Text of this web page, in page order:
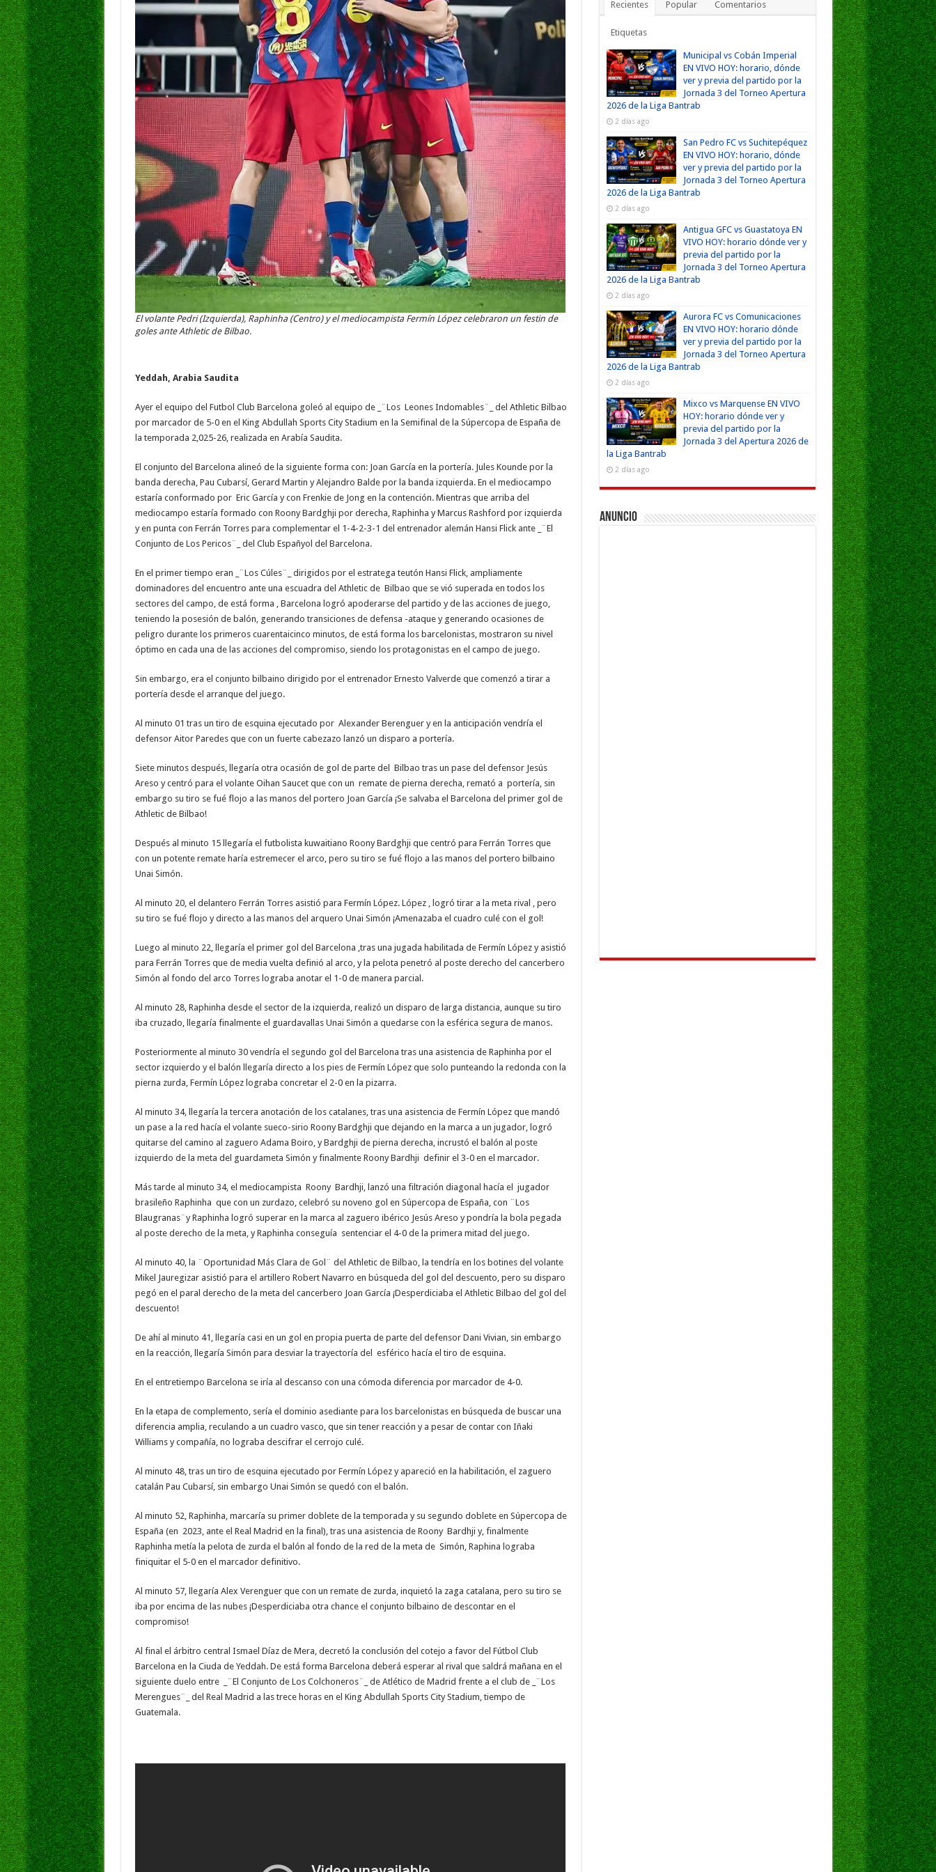
El volante Pedri (Izquierda), Raphinha (Centro) y el mediocampista Fermín López celebraron un festin de
goles ante Athletic de Bilbao.
Yeddah, Arabia Saudita
Ayer el equipo del Futbol Club Barcelona goleó al equipo de _¨Los Leones Indomables¨_ del Athletic Bilbao
por marcador de 5-0 en el King Abdullah Sports City Stadium en la Semifinal de la Súpercopa de España de
la temporada 2,025-26, realizada en Arabía Saudita.
El conjunto del Barcelona alineó de la siguiente forma con: Joan García en la portería. Jules Kounde por la
banda derecha, Pau Cubarsí, Gerard Martin y Alejandro Balde por la banda izquierda. En el mediocampo
estaría conformado por Eric García y con Frenkie de Jong en la contención. Mientras que arriba del
mediocampo estaría formado con Roony Bardghji por derecha, Raphinha y Marcus Rashford por izquierda
y en punta con Ferrán Torres para complementar el 1-4-2-3-1 del entrenador alemán Hansi Flick ante _¨El
Conjunto de Los Pericos¨_ del Club Españyol del Barcelona.
En el primer tiempo eran _¨Los Cúles¨_ dirigidos por el estratega teutón Hansi Flick, ampliamente
dominadores del encuentro ante una escuadra del Athletic de Bilbao que se vió superada en todos los
sectores del campo, de está forma , Barcelona logró apoderarse del partido y de las acciones de juego,
teniendo la posesión de balón, generando transiciones de defensa -ataque y generando ocasiones de
peligro durante los primeros cuarentaicinco minutos, de está forma los barcelonistas, mostraron su nivel
óptimo en cada una de las acciones del compromiso, siendo los protagonistas en el campo de juego.
Sin embargo, era el conjunto bilbaino dirigido por el entrenador Ernesto Valverde que comenzó a tirar a
portería desde el arranque del juego.
Al minuto 01 tras un tiro de esquina ejecutado por Alexander Berenguer y en la anticipación vendría el
defensor Aitor Paredes que con un fuerte cabezazo lanzó un disparo a portería.
Siete minutos después, llegaría otra ocasión de gol de parte del Bilbao tras un pase del defensor Jesús
Areso y centró para el volante Oihan Saucet que con un remate de pierna derecha, remató a portería, sin
embargo su tiro se fué flojo a las manos del portero Joan García ¡Se salvaba el Barcelona del primer gol de
Athletic de Bilbao!
Después al minuto 15 llegaría el futbolista kuwaitiano Roony Bardghji que centró para Ferrán Torres que
con un potente remate haría estremecer el arco, pero su tiro se fué flojo a las manos del portero bilbaino
Unai Simón.
Al minuto 20, el delantero Ferrán Torres asistió para Fermín López. López , logró tirar a la meta rival , pero
su tiro se fué flojo y directo a las manos del arquero Unai Simón ¡Amenazaba el cuadro culé con el gol!
Luego al minuto 22, llegaría el primer gol del Barcelona ,tras una jugada habilitada de Fermín López y asistió
para Ferrán Torres que de media vuelta definió al arco, y la pelota penetró al poste derecho del cancerbero
Simón al fondo del arco Torres lograba anotar el 1-0 de manera parcial.
Al minuto 28, Raphinha desde el sector de la izquierda, realizó un disparo de larga distancia, aunque su tiro
iba cruzado, llegaría finalmente el guardavallas Unai Simón a quedarse con la esférica segura de manos.
Posteriormente al minuto 30 vendría el segundo gol del Barcelona tras una asistencia de Raphinha por el
sector izquierdo y el balón llegaría directo a los pies de Fermín López que solo punteando la redonda con la
pierna zurda, Fermín López lograba concretar el 2-0 en la pizarra.
Al minuto 34, llegaría la tercera anotación de los catalanes, tras una asistencia de Fermín López que mandó
un pase a la red hacía el volante sueco-sirio Roony Bardghji que dejando en la marca a un jugador, logró
quitarse del camino al zaguero Adama Boiro, y Bardghji de pierna derecha, incrustó el balón al poste
izquierdo de la meta del guardameta Simón y finalmente Roony Bardhji definir el 3-0 en el marcador.
Más tarde al minuto 34, el mediocampista Roony Bardhji, lanzó una filtración diagonal hacía el jugador
brasileño Raphinha que con un zurdazo, celebró su noveno gol en Súpercopa de España, con ¨Los
Blaugranas¨y Raphinha logró superar en la marca al zaguero ibérico Jesús Areso y pondría la bola pegada
al poste derecho de la meta, y Raphinha conseguía sentenciar el 4-0 de la primera mitad del juego.
Al minuto 40, la ¨Oportunidad Más Clara de Gol¨ del Athletic de Bilbao, la tendría en los botines del volante
Mikel Jauregizar asistió para el artillero Robert Navarro en búsqueda del gol del descuento, pero su disparo
pegó en el paral derecho de la meta del cancerbero Joan García ¡Desperdiciaba el Athletic Bilbao del gol del
descuento!
De ahí al minuto 41, llegaría casi en un gol en propia puerta de parte del defensor Dani Vivian, sin embargo
en la reacción, llegaría Simón para desviar la trayectoría del esférico hacía el tiro de esquina.
En el entretiempo Barcelona se iría al descanso con una cómoda diferencia por marcador de 4-0.
En la etapa de complemento, sería el dominio asediante para los barcelonistas en búsqueda de buscar una
diferencia amplia, reculando a un cuadro vasco, que sin tener reacción y a pesar de contar con Iñaki
Williams y compañía, no lograba descifrar el cerrojo culé.
Al minuto 48, tras un tiro de esquina ejecutado por Fermín López y apareció en la habilitación, el zaguero
catalán Pau Cubarsí, sin embargo Unai Simón se quedó con el balón.
Al minuto 52, Raphinha, marcaría su primer doblete de la temporada y su segundo doblete en Súpercopa de
España (en 2023, ante el Real Madrid en la final), tras una asistencia de Roony Bardhji y, finalmente
Raphinha metía la pelota de zurda el balón al fondo de la red de la meta de Simón, Raphina lograba
finiquitar el 5-0 en el marcador definitivo.
Al minuto 57, llegaría Alex Verenguer que con un remate de zurda, inquietó la zaga catalana, pero su tiro se
iba por encima de las nubes ¡Desperdiciaba otra chance el conjunto bilbaino de descontar en el
compromiso!
Al final el árbitro central Ismael Díaz de Mera, decretó la conclusión del cotejo a favor del Fútbol Club
Barcelona en la Ciuda de Yeddah. De está forma Barcelona deberá esperar al rival que saldrá mañana en el
siguiente duelo entre _¨El Conjunto de Los Colchoneros¨_ de Atlético de Madrid frente a el club de _¨Los
Merengues¨_ del Real Madrid a las trece horas en el King Abdullah Sports City Stadium, tiempo de
Guatemala.
Recientes Popular Comentarios
Etiquetas
Municipal vs Cobán Imperial
EN VIVO HOY: horario, dónde
ver y previa del partido por la
Jornada 3 del Torneo Apertura
2026 de la Liga Bantrab
2 días ago
San Pedro FC vs Suchitepéquez
EN VIVO HOY: horario, dónde
ver y previa del partido por la
Jornada 3 del Torneo Apertura
2026 de la Liga Bantrab
2 días ago
Antigua GFC vs Guastatoya EN
VIVO HOY: horario dónde ver y
previa del partido por la
Jornada 3 del Torneo Apertura
2026 de la Liga Bantrab
2 días ago
Aurora FC vs Comunicaciones
EN VIVO HOY: horario dónde
ver y previa del partido por la
Jornada 3 del Torneo Apertura
2026 de la Liga Bantrab
2 días ago
Mixco vs Marquense EN VIVO
HOY: horario dónde ver y
previa del partido por la
Jornada 3 del Apertura 2026 de
la Liga Bantrab
2 días ago
Anuncio